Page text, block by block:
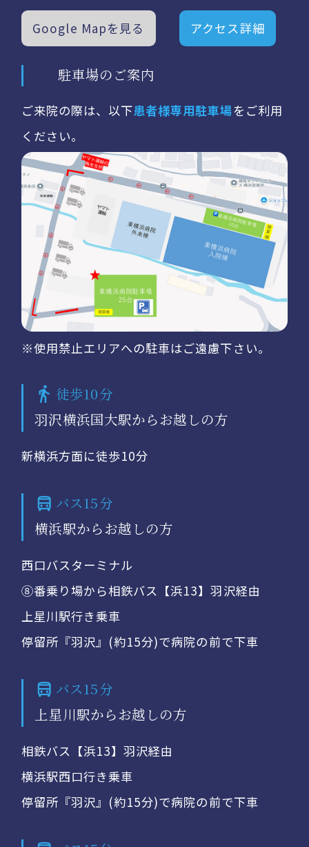
Google Mapを見る アクセス詳細
駐車場のご案内
ご来院の際は、以下患者様専用駐車場をご利用
ください。
※使用禁止エリアへの駐車はご遠慮下さい。
徒歩10分
羽沢横浜国大駅からお越しの方
新横浜方面に徒歩10分
バス15分
横浜駅からお越しの方
西口バスターミナル
⑧番乗り場から相鉄バス【浜13】羽沢経由
上星川駅行き乗車
停留所『羽沢』(約15分)で病院の前で下車
バス15分
上星川駅からお越しの方
相鉄バス【浜13】羽沢経由
横浜駅西口行き乗車
停留所『羽沢』(約15分)で病院の前で下車